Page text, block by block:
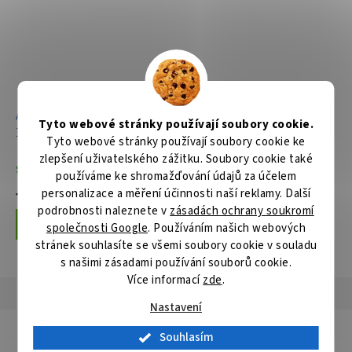
Tyto webové stránky používají soubory cookie.
Tyto webové stránky používají soubory cookie ke
zlepšení uživatelského zážitku. Soubory cookie také
používáme ke shromažďování údajů za účelem
personalizace a měření účinnosti naší reklamy. Další
podrobnosti naleznete v zásadách ochrany soukromí
společnosti Google. Používáním našich webových
stránek souhlasíte se všemi soubory cookie v souladu
s našimi zásadami používání souborů cookie.
Více informacízde.
Nastavení
Souhlasím
Aku rozbrušovací pila
305mm Li-ion XGT 40V,
bez aku Z
Skladem
13 196 Kč
Do košíku
Detailní popis produktu